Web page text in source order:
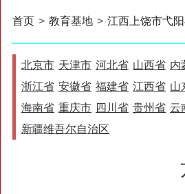
首页 > 教育基地 > 江西上饶市弋
北京市 天津市 河北省 山西省 内
浙江省 安徽省 福建省 江西省 山
海南省 重庆市 四川省 贵州省 云
新疆维吾尔自治区